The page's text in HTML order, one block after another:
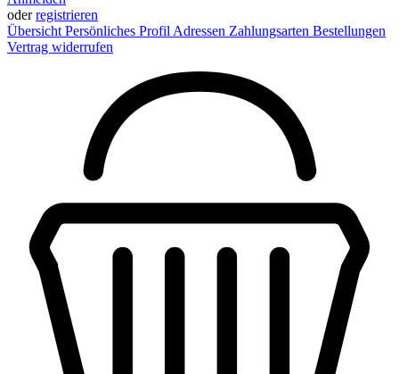
oderregistrieren
Übersicht Persönliches Profil Adressen Zahlungsarten Bestellungen
Vertrag widerrufen